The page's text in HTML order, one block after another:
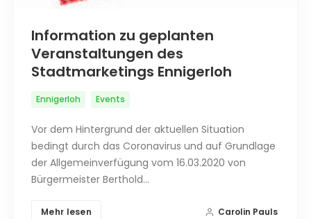
Information zu geplanten
Veranstaltungen des
Stadtmarketings Ennigerloh
Ennigerloh Events
Vor dem Hintergrund der aktuellen Situation
bedingt durch das Coronavirus und auf Grundlage
der Allgemeinverfügung vom 16.03.2020 von
Bürgermeister Berthold…
Mehr lesen Carolin Pauls